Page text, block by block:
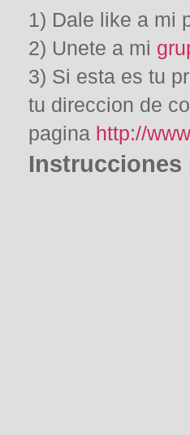
1) Dale like a mi
2) Unete a mi
3) Si esta es tu
tu direccion de
pagina http://
Instrucciones